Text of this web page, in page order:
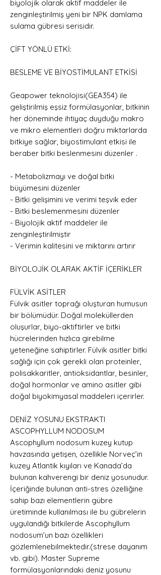
biyolojik olarak aktif maddeler ile
zenginleştirilmiş yeni bir NPK damlama
sulama gübresi serisidir.
ÇİFT YÖNLÜ ETKİ:
BESLEME VE BİYOSTİMULANT ETKİSİ
Geapower teknolojisi(GEA354) ile
geliştirilmiş eşsiz formülasyonlar, bitkinin
her döneminde ihtiyaç duyduğu makro
ve mikro elementleri doğru miktarlarda
bitkiye sağlar, biyostimulant etkisi ile
beraber bitki beslenmesini düzenler .
- Metabolizmayı ve doğal bitki
büyümesini düzenler
- Bitki gelişimini ve verimi teşvik eder
- Bitki beslemenmesini düzenler
- Biyolojik aktif maddeler ile
zenginleştirilmiştir
- Verimin kalitesini ve miktarını artırır
BİYOLOJİK OLARAK AKTİF İÇERİKLER
FÜLVİK ASİTLER
Fülvik asitler toprağı oluşturan humusun
bir bölümüdür. Doğal moleküllerden
oluşurlar, biyo-aktiftirler ve bitki
hücrelerinden hızlıca girebilme
yeteneğine sahiptirler. Fülvik asitler bitki
sağlığı için çok gerekli olan proteinler,
polisakkaritler, antioksidantlar, besinler,
doğal hormonlar ve amino asitler gibi
doğal biyokimyasal maddeleri içerirler.
DENİZ YOSUNU EKSTRAKTI
ASCOPHYLLUM NODOSUM
Ascophyllum nodosum kuzey kutup
havzasında yetişen, özellikle Norveç’in
kuzey Atlantik kıyıları ve Kanada’da
bulunan kahverengi bir deniz yosunudur.
İçeriğinde bulunan anti-stres özelliğine
sahip bazı elementlerin gübre
üretiminde kullanılması ile bu gübrelerin
uygulandığı bitkilerde Ascophyllum
nodosum’un bazı özellikleri
gözlemlenebilmektedir.(strese dayanım
vb. gibi). Master Supreme
formülasyonlarındaki deniz yosunu